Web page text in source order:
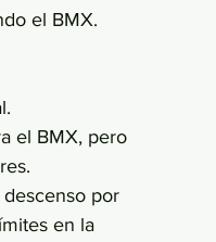
el BMX.
el BMX, pero
por
en la